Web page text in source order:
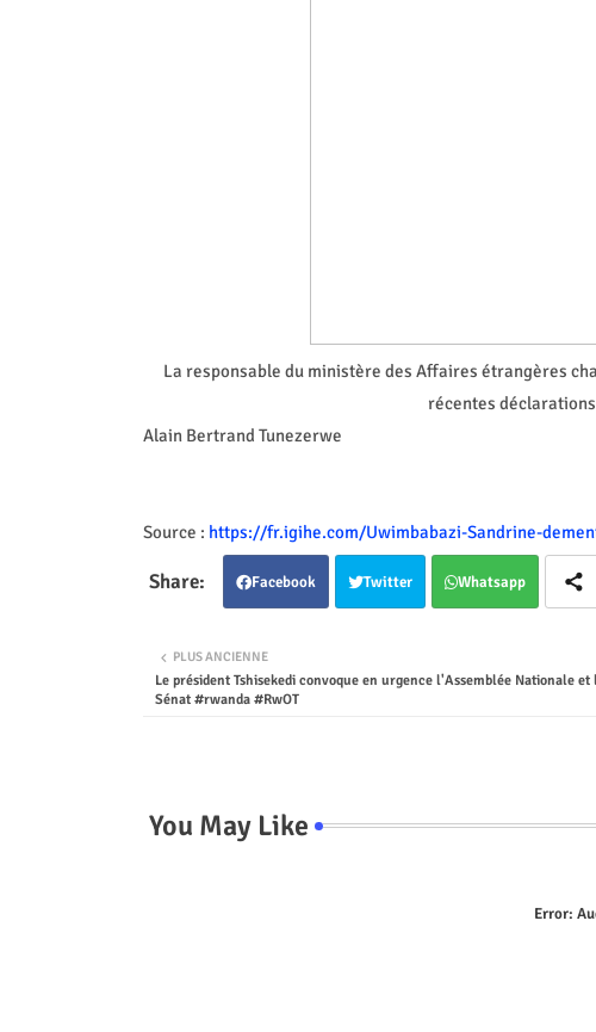
La responsable du ministère des Affaires étrangères
récentes
Alain Bertrand Tunezerwe
Source : https://fr.igihe.com/Uwimbabazi-Sandrine-
Facebook Twitter Whatsapp
PLUS ANCIENNE
Le président Tshisekedi convoque en urgence l'Assemblée Nationale et
Sénat #rwanda #RwOT
You May Like
Error: